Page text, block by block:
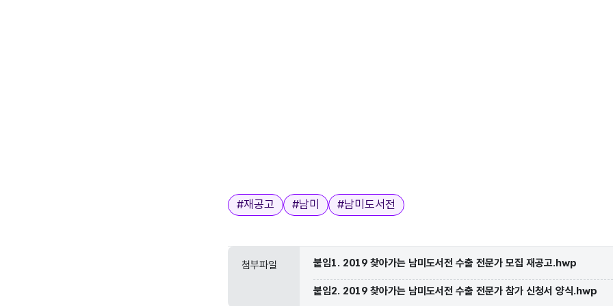
태그
#재공고 #남미 #남미도서전
첨부파일 붙임1. 2019 찾아가는 남미도서전 수출 전문가 모집 재공고.hwp
붙임2. 2019 찾아가는 남미도서전 수출 전문가 참가 신청서 양식.hwp